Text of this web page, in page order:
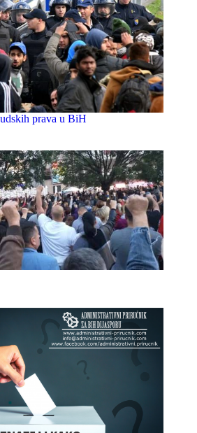
prava u BiH